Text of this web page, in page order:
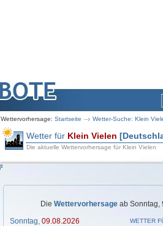
Wettervorhersage: Startseite Wetter-Suche: Klein
Wetter für Klein Vielen
Die aktuelle Wettervorhersage für Klein Vielen
Die Wettervorhersage ab Sonntag,
Sonntag, 09.08.2026
WETTER